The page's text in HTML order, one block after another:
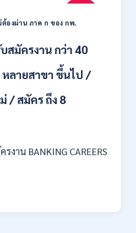
ต้องผ่าน ภาค ก ของ กพ.
สมัครงาน กว่า 40
ลายสาขา ขึ้นไป /
/ สมัคร ถึง 8
งาน BANKING CAREERS